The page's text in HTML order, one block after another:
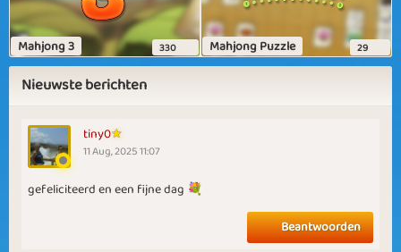
Mahjong 3 330 Mahjong Puzzle 29
Nieuwste berichten
tiny0
11 Aug, 2025 11:07
gefeliciteerd en een fijne dag 💐
Beantwoorden